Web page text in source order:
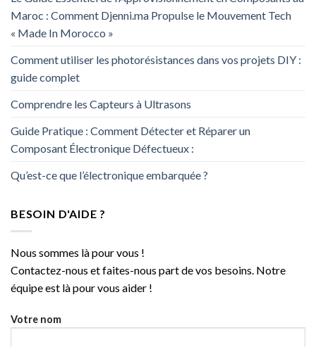
Maroc : Comment Djenni.ma Propulse le Mouvement Tech
« Made In Morocco »
Comment utiliser les photorésistances dans vos projets DIY :
guide complet
Comprendre les Capteurs à Ultrasons
Guide Pratique : Comment Détecter et Réparer un
Composant Électronique Défectueux :
Qu’est-ce que l’électronique embarquée ?
BESOIN D'AIDE ?
Nous sommes là pour vous !
Contactez-nous et faites-nous part de vos besoins. Notre
équipe est là pour vous aider !
Votre nom